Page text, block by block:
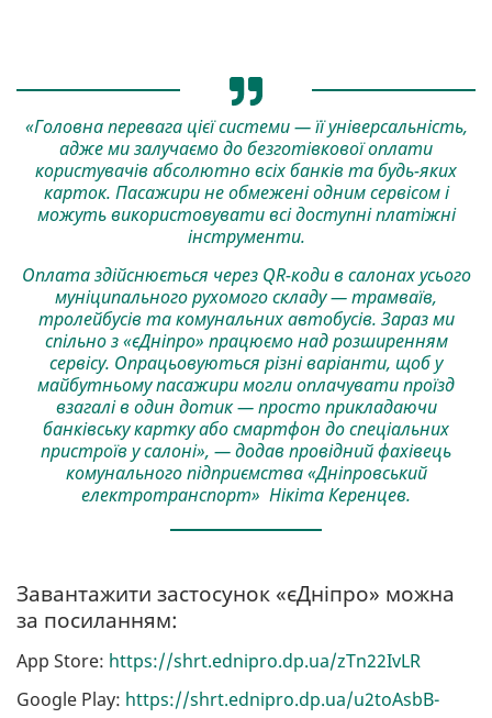
«Головна перевага цієї системи — її універсальність,
адже ми залучаємо до безготівкової оплати
користувачів абсолютно всіх банків та будь-яких
карток. Пасажири не обмежені одним сервісом і
можуть використовувати всі доступні платіжні
інструменти.
Оплата здійснюється через QR-коди в салонах усього
муніципального рухомого складу — трамваїв,
тролейбусів та комунальних автобусів. Зараз ми
спільно з «єДніпро» працюємо над розширенням
сервісу. Опрацьовуються різні варіанти, щоб у
майбутньому пасажири могли оплачувати проїзд
взагалі в один дотик — просто прикладаючи
банківську картку або смартфон до спеціальних
пристроїв у салоні», — додав провідний фахівець
комунального підприємства «Дніпровський
електротранспорт» Нікіта Керенцев.
Завантажити застосунок «єДніпро» можна
за посиланням:
App Store: https://shrt.ednipro.dp.ua/zTn22IvLR
Google Play: https://shrt.ednipro.dp.ua/u2toAsbB-